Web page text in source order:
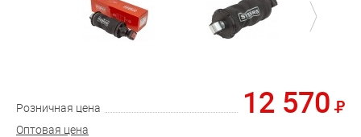
Розничная цена 12 570
Оптовая цена